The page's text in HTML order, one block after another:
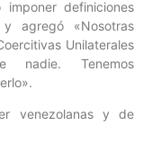
definiciones
agregó «Nosotras
Unilaterales
nadie. Tenemos
venezolanas y de